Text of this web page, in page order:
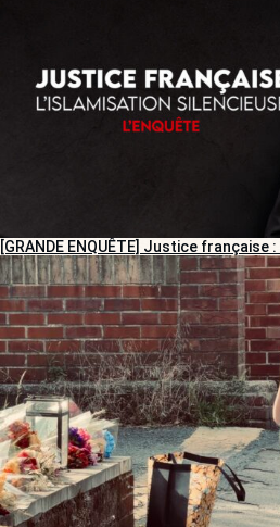
[GRANDE ENQUÊTE] Justice